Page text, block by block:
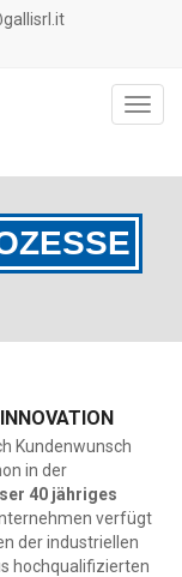
Kundenwunsch
in der
40 jähriges
verfügt
der industriellen
hochqualifizierten